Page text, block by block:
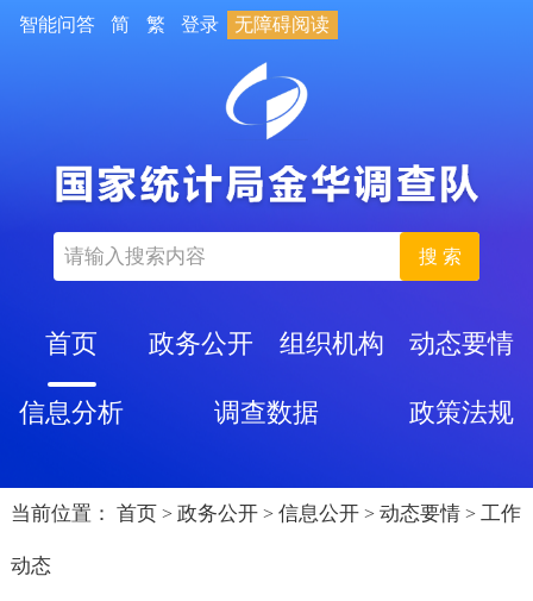
智能问答 简 繁 登录 无障碍阅读
搜 索
首页 政务公开 组织机构 动态要情
信息分析 调查数据 政策法规
当前位置： 首页 > 政务公开 > 信息公开 > 动态要情 > 工作
动态